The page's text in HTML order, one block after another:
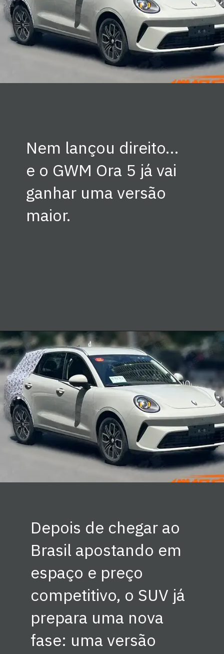
Nem lançou direito…
e o GWM Ora 5 já vai
ganhar uma versão
Depois de chegar ao
Brasil apostando em
espaço e preço
competitivo, o SUV já
prepara uma nova
fase: uma versão